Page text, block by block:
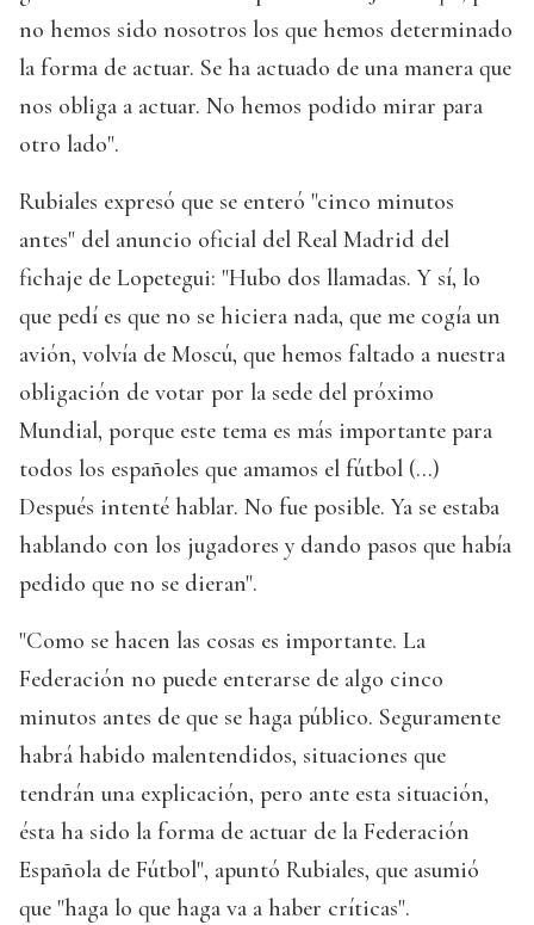
no hemos sido nosotros los que hemos determinado
la forma de actuar. Se ha actuado de una manera que
nos obliga a actuar. No hemos podido mirar para
otro lado".
Rubiales expresó que se enteró "cinco minutos
antes" del anuncio oficial del Real Madrid del
fichaje de Lopetegui: "Hubo dos llamadas. Y sí, lo
que pedí es que no se hiciera nada, que me cogía un
avión, volvía de Moscú, que hemos faltado a nuestra
obligación de votar por la sede del próximo
Mundial, porque este tema es más importante para
todos los españoles que amamos el fútbol (...)
Después intenté hablar. No fue posible. Ya se estaba
hablando con los jugadores y dando pasos que había
pedido que no se dieran".
"Como se hacen las cosas es importante. La
Federación no puede enterarse de algo cinco
minutos antes de que se haga público. Seguramente
habrá habido malentendidos, situaciones que
tendrán una explicación, pero ante esta situación,
ésta ha sido la forma de actuar de la Federación
Española de Fútbol", apuntó Rubiales, que asumió
que "haga lo que haga va a haber críticas".